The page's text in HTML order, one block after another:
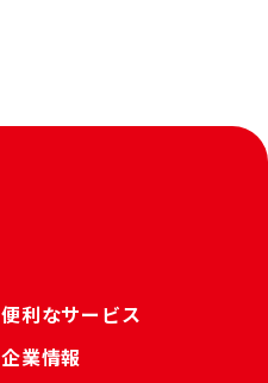
便利なサービス
企業情報